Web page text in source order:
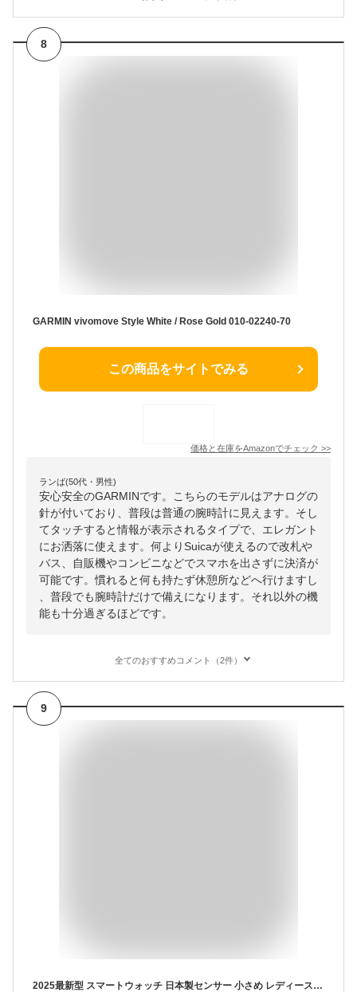
8
GARMIN vivomove Style White / Rose Gold 010-02240-70
この商品をサイトでみる
価格と在庫をAmazonでチェック >>
ランば(50代・男性)
安心安全のGARMINです。こちらのモデルはアナログの
針が付いており、普段は普通の腕時計に見えます。そし
てタッチすると情報が表示されるタイプで、エレガント
にお洒落に使えます。何よりSuicaが使えるので改札や
バス、自販機やコンビニなどでスマホを出さずに決済が
可能です。慣れると何も持たず休憩所などへ行けますし
、普段でも腕時計だけで備えになります。それ以外の機
能も十分過ぎるほどです。
全てのおすすめコメント（2件）
9
2025最新型 スマートウォッチ 日本製センサー 小さめ レディース スマートウォッチ 女性用 万歩計 腕時計 健康管理 ヘルス GPS